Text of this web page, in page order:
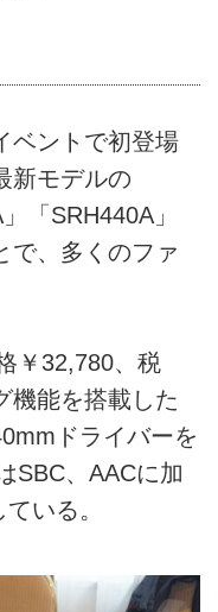
ベントで初登場
新モデルの
「SRH440A」
で、多くのファ
￥32,780、税
機能を搭載した
ドライバーを
SBC、AACに加
いる。